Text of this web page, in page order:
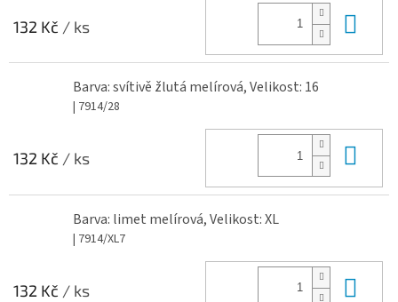
132 Kč / ks
Barva: svítivě žlutá melírová, Velikost: 16
| 7914/28
132 Kč / ks
Barva: limet melírová, Velikost: XL
| 7914/XL7
132 Kč / ks